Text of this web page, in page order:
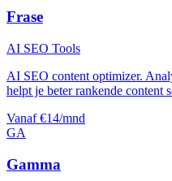
Frase
AI SEO Tools
AI SEO content optimizer.
helpt je beter rankende content
Vanaf €14/mnd
GA
Gamma